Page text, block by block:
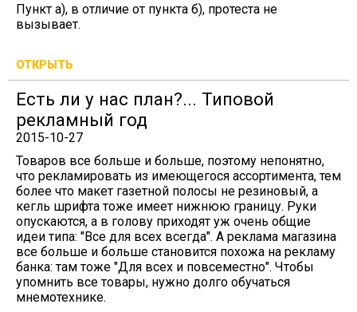
Пункт а), в отличие от пункта б), протеста не
вызывает.
ОТКРЫТЬ
Есть ли у нас план?... Типовой
рекламный год
2015-10-27
Товаров все больше и больше, поэтому непонятно,
что рекламировать из имеющегося ассортимента, тем
более что макет газетной полосы не резиновый, а
кегль шрифта тоже имеет нижнюю границу. Руки
опускаются, а в голову приходят уж очень общие
идеи типа: "Все для всех всегда". А реклама магазина
все больше и больше становится похожа на рекламу
банка: там тоже "Для всех и повсеместно". Чтобы
упомнить все товары, нужно долго обучаться
мнемотехнике.